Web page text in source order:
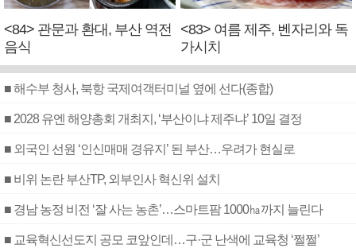
<84> 관문과 환대, 부산 역전
음식
<83> 여름 제주, 벤자리와 독
가시치
■ 해수부 청사, 북항 국제여객터미널 옆에 선다(종합)
■ 2028 유엔 해양총회 개최지, ‘부산이냐 제주냐’ 10일 결정
■ 외국인 선원 ‘인신매매 경유지’ 된 부산…우려가 현실로
■ 비위 논란 부산TP, 외부인사 혁신위 설치
■ 경남 농정 비전 ‘잘 사는 농촌’…스마트팜 1000㏊까지 늘린다
■ 교육혁신선도지 공모 코앞인데…구·군 난색에 교육청 ‘쩔쩔’